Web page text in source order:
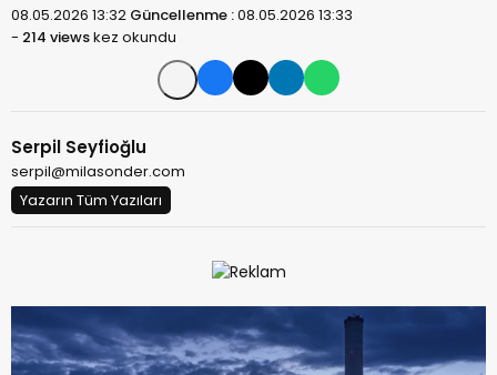
08.05.2026 13:32 Güncellenme :08.05.2026 13:33
- 214 viewskez okundu
Serpil Seyfioğlu
serpil@milasonder.com
Yazarın Tüm Yazıları